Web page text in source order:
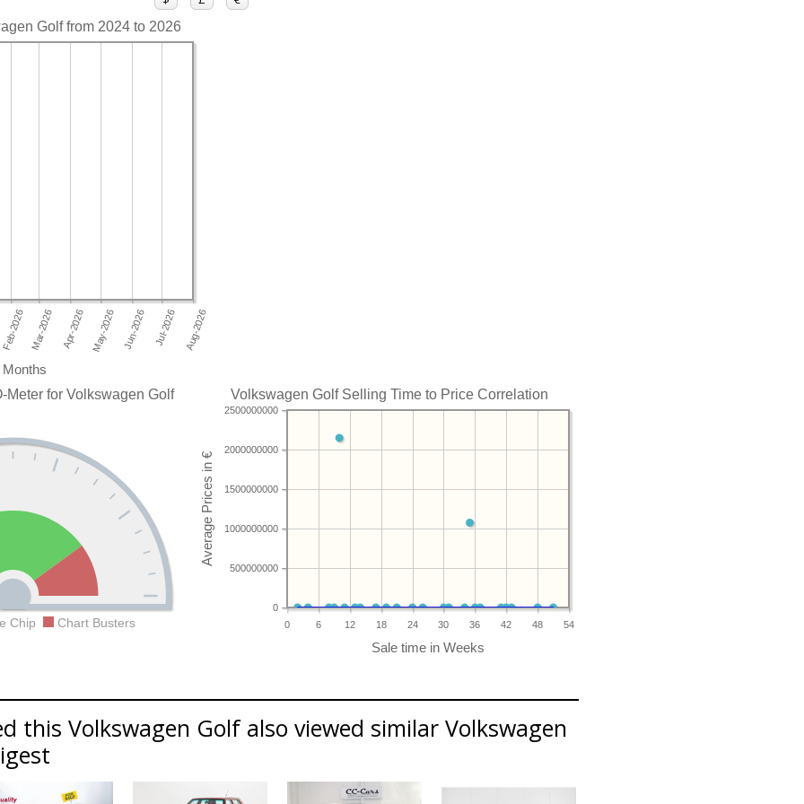
Golf from 2024 to 2026
Months
Volkswagen Golf Selling Time to Price Correlation
0 6 12 18 24 30 36 42 48 54
0
500000000
1000000000
1500000000
2000000000
2500000000
for Volkswagen Golf
Chip Chart Busters
this Volkswagen Golf also viewed similar Volkswagen